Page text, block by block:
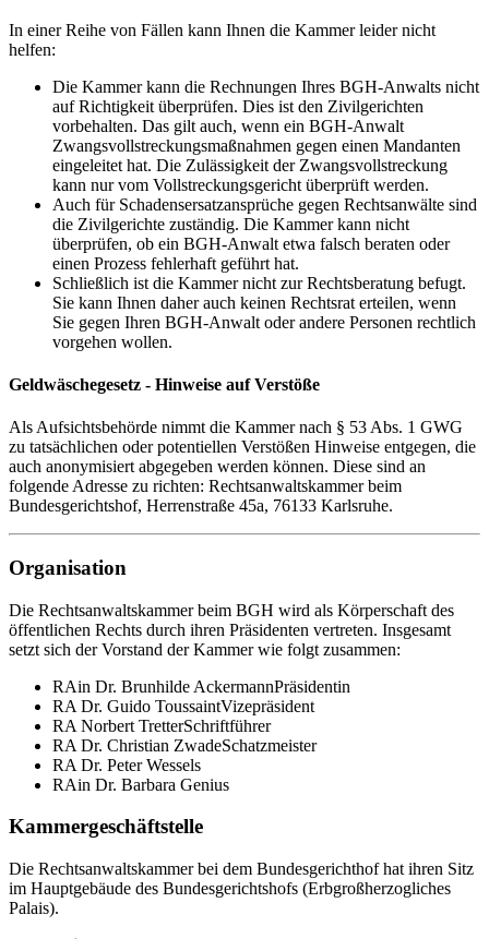
In einer Reihe von Fällen kann Ihnen die Kammer leider nicht
helfen:
Die Kammer kann die Rechnungen Ihres BGH-Anwalts nicht
auf Richtigkeit überprüfen. Dies ist den Zivilgerichten
vorbehalten. Das gilt auch, wenn ein BGH-Anwalt
Zwangsvollstreckungsmaßnahmen gegen einen Mandanten
eingeleitet hat. Die Zulässigkeit der Zwangsvollstreckung
kann nur vom Vollstreckungsgericht überprüft werden.
Auch für Schadensersatzansprüche gegen Rechtsanwälte sind
die Zivilgerichte zuständig. Die Kammer kann nicht
überprüfen, ob ein BGH-Anwalt etwa falsch beraten oder
einen Prozess fehlerhaft geführt hat.
Schließlich ist die Kammer nicht zur Rechtsberatung befugt.
Sie kann Ihnen daher auch keinen Rechtsrat erteilen, wenn
Sie gegen Ihren BGH-Anwalt oder andere Personen rechtlich
vorgehen wollen.
Geldwäschegesetz - Hinweise auf Verstöße
Als Aufsichtsbehörde nimmt die Kammer nach § 53 Abs. 1 GWG
zu tatsächlichen oder potentiellen Verstößen Hinweise entgegen, die
auch anonymisiert abgegeben werden können. Diese sind an
folgende Adresse zu richten: Rechtsanwaltskammer beim
Bundesgerichtshof, Herrenstraße 45a, 76133 Karlsruhe.
Organisation
Die Rechtsanwaltskammer beim BGH wird als Körperschaft des
öffentlichen Rechts durch ihren Präsidenten vertreten. Insgesamt
setzt sich der Vorstand der Kammer wie folgt zusammen:
RAin Dr. Brunhilde AckermannPräsidentin
RA Dr. Guido ToussaintVizepräsident
RA Norbert TretterSchriftführer
RA Dr. Christian ZwadeSchatzmeister
RA Dr. Peter Wessels
RAin Dr. Barbara Genius
Kammergeschäftstelle
Die Rechtsanwaltskammer bei dem Bundesgerichthof hat ihren Sitz
im Hauptgebäude des Bundesgerichtshofs (Erbgroßherzogliches
Palais).